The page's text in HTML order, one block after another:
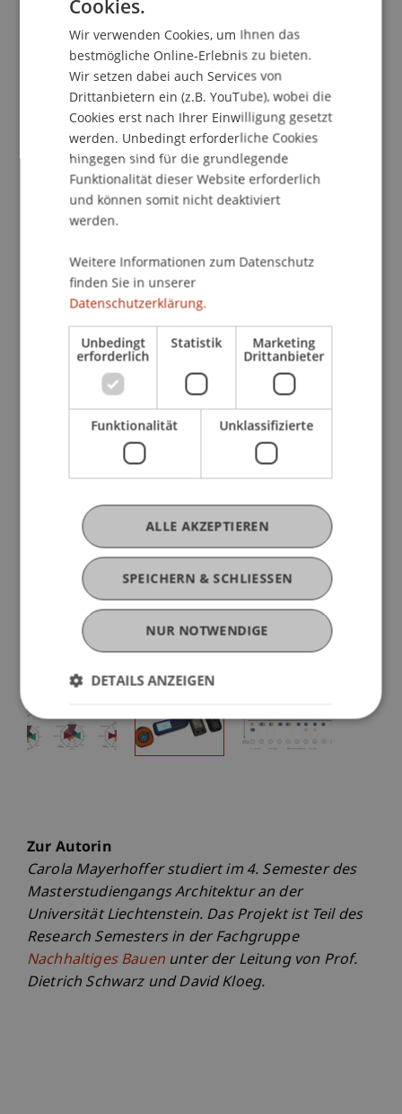
multisensorische Rückzugsräume und alternative
Wegeführungen können dazu beitragen,
Gebäude sensorisch robuster zu machen.
Davon profitieren nicht nur neurodivergente
Nutzergruppen. Auch neurotypische Personen
reagieren sensibel auf Dauerlärm, visuelle
Unruhe und fehlende Rückzugsmöglichkeiten.
Die Erkenntnisse sind deshalb nicht nur für
Büroumgebungen relevant, sondern ebenso für
Schulen, Verkaufsflächen und andere öffentliche
und soziale Exposition eine zentrale Rolle spielen.
Neuroinklusion ist damit keine Sonderlösung,
sondern eine architektonische Notwendigkeit,
räumliche Qualität unter Bedingungen
menschlicher Wahrnehmungsvielfalt neu zu
Messgeräte räumlicher Umweltfaktoren
Zur Autorin
Carola Mayerhoffer studiert im 4. Semester des
Masterstudiengangs Architektur an der
Universität Liechtenstein. Das Projekt ist Teil des
Research Semesters in der Fachgruppe
Nachhaltiges Bauenunter der Leitung von Prof.
Dietrich Schwarz und David Kloeg.
Cookies.
Wir verwenden Cookies, um Ihnen das
bestmögliche Online-Erlebnis zu bieten.
Wir setzen dabei auch Services von
Drittanbietern ein (z.B. YouTube), wobei die
Cookies erst nach Ihrer Einwilligung gesetzt
werden. Unbedingt erforderliche Cookies
hingegen sind für die grundlegende
Funktionalität dieser Website erforderlich
und können somit nicht deaktiviert
werden.
Weitere Informationen zum Datenschutz
finden Sie in unserer
Datenschutzerklärung.
Unbedingt
erforderlich
Statistik Marketing
Drittanbieter
Funktionalität Unklassifizierte
SPEICHERN & SCHLIESSEN
ALLE AKZEPTIEREN
NUR NOTWENDIGE
DETAILS ANZEIGEN